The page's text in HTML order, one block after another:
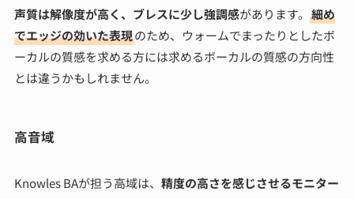
声質は解像度が高く、ブレスに少し強調感があります。 細め
でエッジの効いた表現のため、ウォームでまったりとしたボ
ーカルの質感を求める方には求めるボーカルの質感の方向性
とは違うかもしれません。
高音域
Knowles BAが担う高域は、 精度の高さを感じさせるモニター